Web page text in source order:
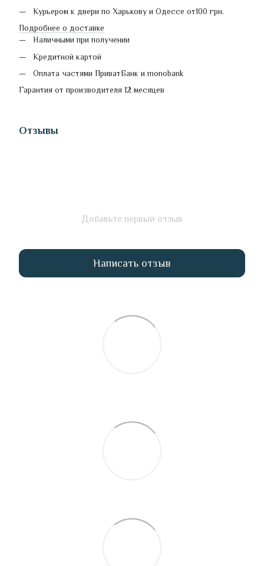
Курьером к двери по Харькову и Одессе от100 грн.
Подробнее о доставке
Наличными при получении
Кредитной картой
Оплата частями ПриватБанк и monobank
Гарантия от производителя 12 месяцев
Отзывы
Добавьте первый отзыв
Написать отзыв